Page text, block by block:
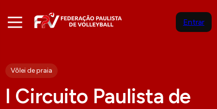
Entrar
Vôlei de praia
I Circuito Paulista de